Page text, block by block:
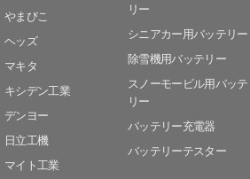
やまびこ
ヘッズ
マキタ
キシデン工業
デンヨー
日立工機
マイト工業
リー
シニアカー用バッテリー
除雪機用バッテリー
スノーモービル用バッテ
リー
バッテリー充電器
バッテリーテスター